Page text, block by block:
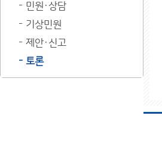
민원·상담
기상민원
제안·신고
토론